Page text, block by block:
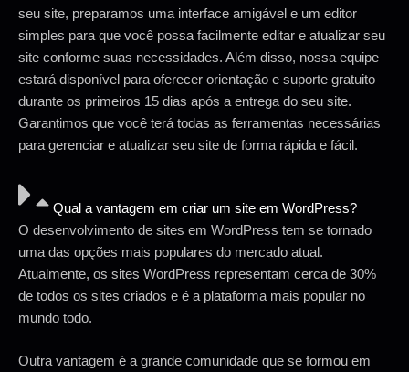
seu site, preparamos uma interface amigável e um editor
simples para que você possa facilmente editar e atualizar seu
site conforme suas necessidades. Além disso, nossa equipe
estará disponível para oferecer orientação e suporte gratuito
durante os primeiros 15 dias após a entrega do seu site.
Garantimos que você terá todas as ferramentas necessárias
para gerenciar e atualizar seu site de forma rápida e fácil.
Qual a vantagem em criar um site em WordPress?
O desenvolvimento de sites em WordPress tem se tornado
uma das opções mais populares do mercado atual.
Atualmente, os sites WordPress representam cerca de 30%
de todos os sites criados e é a plataforma mais popular no
mundo todo.
Outra vantagem é a grande comunidade que se formou em